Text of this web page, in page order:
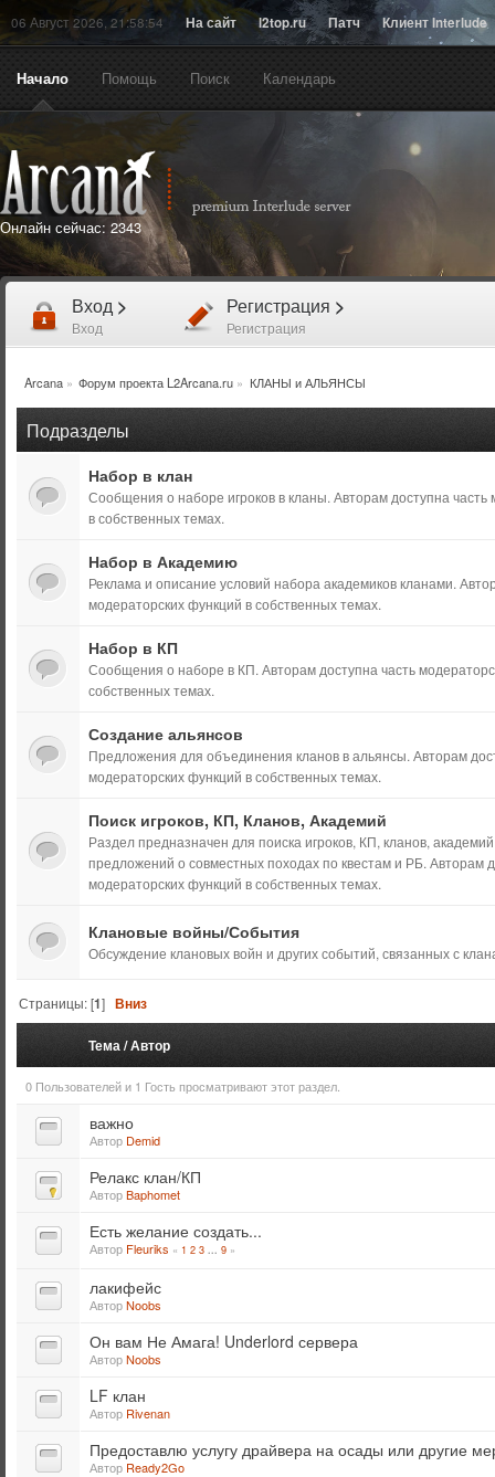
06 Август 2026, 21:58:54 На сайт l2top.ru Патч Клиент Interlude
Начало Помощь Поиск Календарь
Онлайн сейчас: 2343
Вход >
Вход
Регистрация >
Регистрация
Arcana» Форум проекта L2Arcana.ru » КЛАНЫ и АЛЬЯНСЫ
Подразделы
Набор в клан
Сообщения о наборе игроков в кланы. Авторам доступна часть
в собственных темах.
Набор в Академию
Реклама и описание условий набора академиков кланами.
модераторских функций в собственных темах.
Набор в КП
Сообщения о наборе в КП. Авторам доступна часть
собственных темах.
Создание альянсов
Предложения для объединения кланов в альянсы. Авторам
модераторских функций в собственных темах.
Поиск игроков, КП, Кланов, Академий
Раздел предназначен для поиска игроков, КП, кланов,
предложений о совместных походах по квестам и РБ. Авторам
модераторских функций в собственных темах.
Клановые войны/События
Обсуждение клановых войн и других событий, связанных с
Страницы: [1]Вниз
Тема/Автор
0 Пользователей и 1 Гость просматривают этот раздел.
важно
Автор Demid
Релакс клан/КП
АвторBaphomet
Есть желание создать...
Автор Fleuriks « 1 2 3 ... 9 »
лакифейс
АвторNoobs
Он вам Не Амага! Underlord сервера
АвторNoobs
LF клан
Автор Rivenan
Предоставлю услугу драйвера на осады или другие
Автор Ready2Go